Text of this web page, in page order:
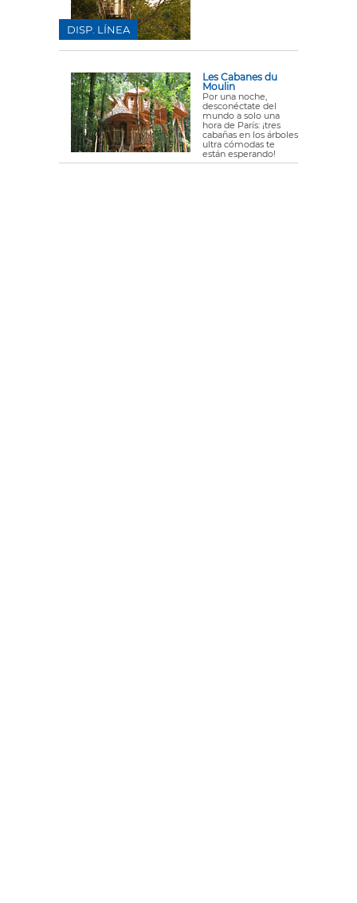
DISP. LÍNEA
Les Cabanes du
Moulin
Por una noche,
desconéctate del
mundo a solo una
hora de París: ¡tres
cabañas en los árboles
ultra cómodas te
están esperando!